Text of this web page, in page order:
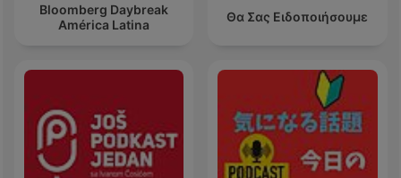
Bloomberg Daybreak
América Latina
Θα Σας Ειδοποιήσουμε